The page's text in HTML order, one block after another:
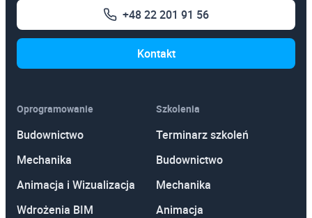
+48 22 201 91 56
Kontakt
Oprogramowanie
Budownictwo
Mechanika
Animacja i Wizualizacja
Wdrożenia BIM
Szkolenia
Terminarz szkoleń
Budownictwo
Mechanika
Animacja